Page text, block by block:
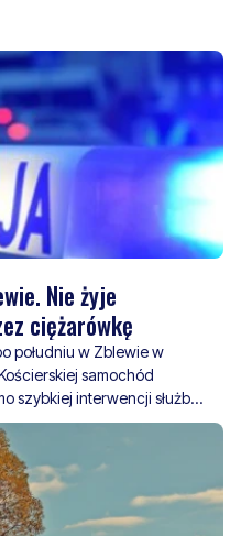
Nie żyje
ciężarówkę
południu w Zblewie w
samochód
szybkiej interwencji służb
uratować.